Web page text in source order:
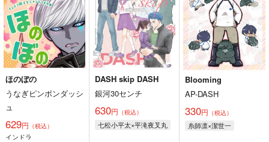
ほのぼの
うなぎピンポンダッシ
ュ
629円 （税込）
インドラ
DASH skip DASH
銀河30センチ
630円 （税込）
七松小平太×平滝夜叉丸
Blooming
AP-DASH
330円 （税込）
糸師凛×潔世一